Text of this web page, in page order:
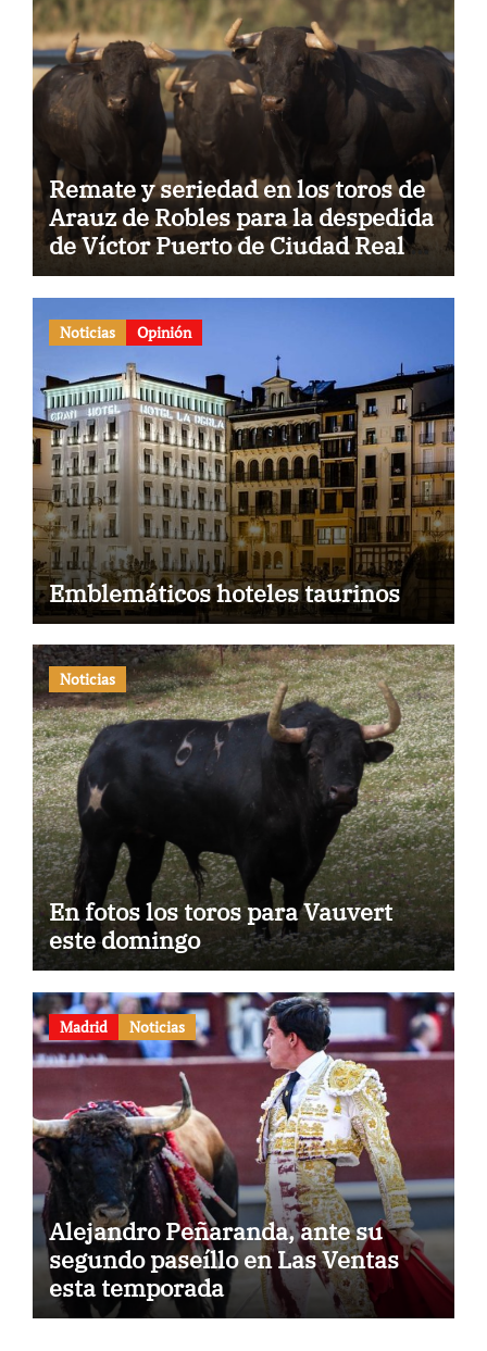
Remate y seriedad en los toros de
Arauz de Robles para la despedida
de Víctor Puerto de Ciudad Real y
el gran momento de Luque y
Navalón
Noticias Opinión
Emblemáticos hoteles taurinos
Noticias
En fotos los toros para Vauvert
este domingo
Madrid Noticias
Alejandro Peñaranda, ante su
segundo paseíllo en Las Ventas
esta temporada